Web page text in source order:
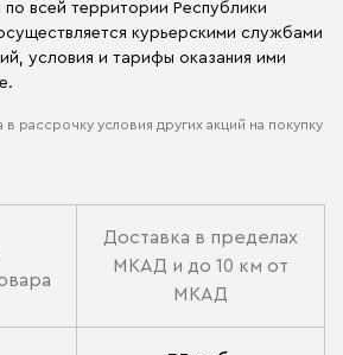
по всей территории Республики
курьерскими службами
условия и тарифы оказания ими
рассрочку условия других акций на покупку
Доставка в пределах
МКАД и до 10 км от
МКАД